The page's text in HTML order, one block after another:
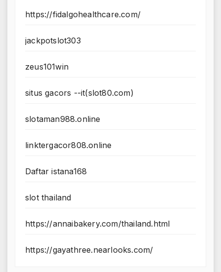
https://fidalgohealthcare.com/
jackpotslot303
zeus101win
situs gacors --it(slot80.com)
slotaman988.online
linktergacor808.online
Daftar istana168
slot thailand
https://annaibakery.com/thailand.html
https://gayathree.nearlooks.com/